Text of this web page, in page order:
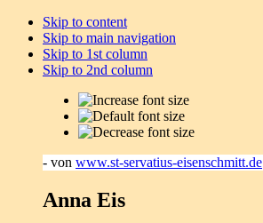
Skip to content
Skip to main navigation
Skip to 1st column
Skip to 2nd column
- von www.st-servatius-eisenschmitt.de
Anna Eis